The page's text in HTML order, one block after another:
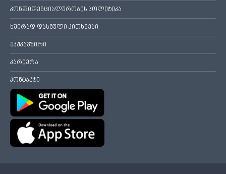
კონფიდენციალურობის პოლიტიკა
ხშირად დასმული კითხვები
უკუკავშირი
კარიერა
კონტაქტი